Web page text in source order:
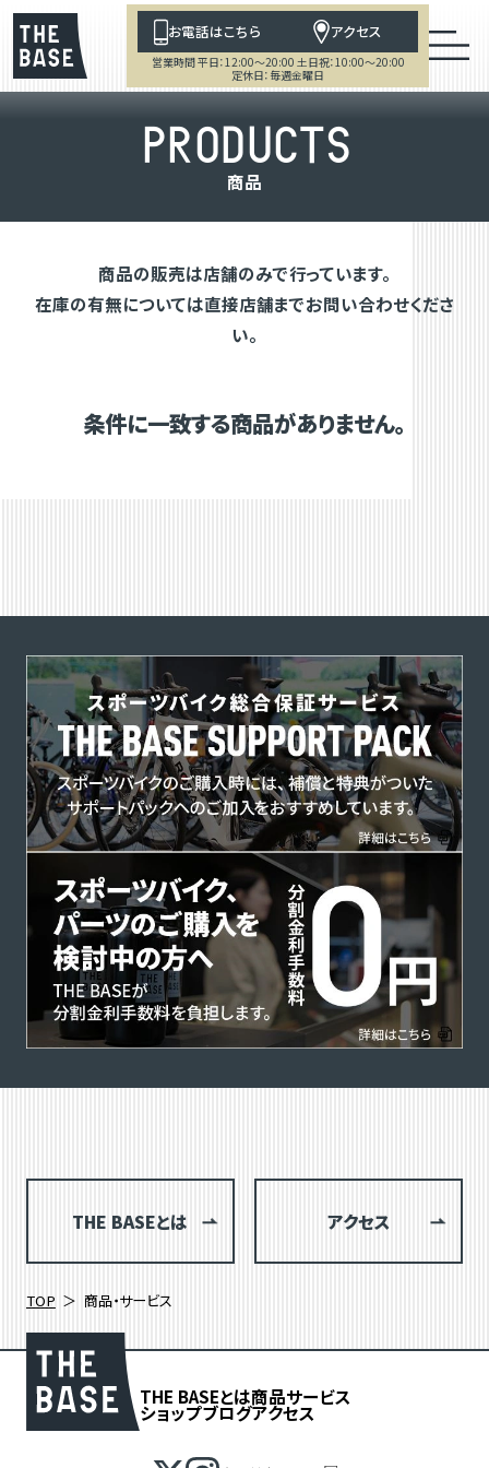
お電話はこちら アクセス
営業時間 平日：12:00～20:00 土日祝：10:00～20:00
定休日：毎週金曜日
PRODUCTS
商品
商品の販売は店舗のみで行っています。
在庫の有無については直接店舗までお問い合わせくださ
い。
条件に一致する商品がありません。
THE BASEとは アクセス
TOP 商品・サービス
THE BASEとは商品サービス
ショップブログアクセス